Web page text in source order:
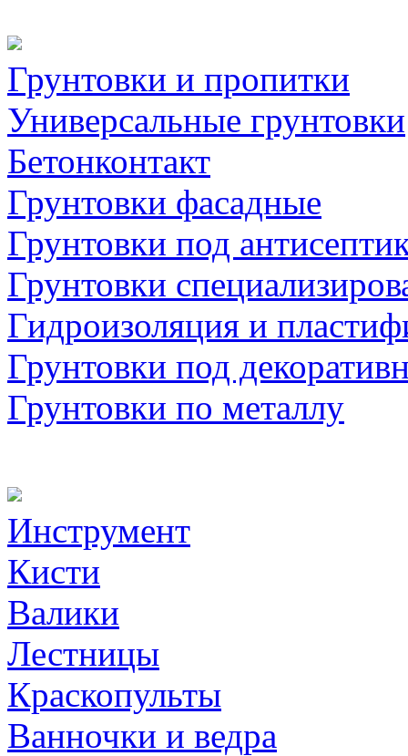
Грунтовки и пропитки
Универсальные грунтовки
Бетонконтакт
Грунтовки фасадные
Грунтовки под
Грунтовки
Гидроизоляция и
Грунтовки под
Грунтовки по металлу
Инструмент
Кисти
Валики
Лестницы
Краскопульты
Ванночки и ведра